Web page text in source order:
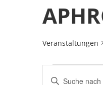
Veranstaltungen
Bitte
Schlüsselwort